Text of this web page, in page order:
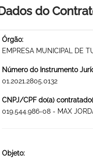
do
Órgão:
EMPRESA MUNICIPAL DE
Número do Instrumento
01.2021.2805.0132
CNPJ/CPF do(a)
019.544.986-08 - MAX
Objeto: